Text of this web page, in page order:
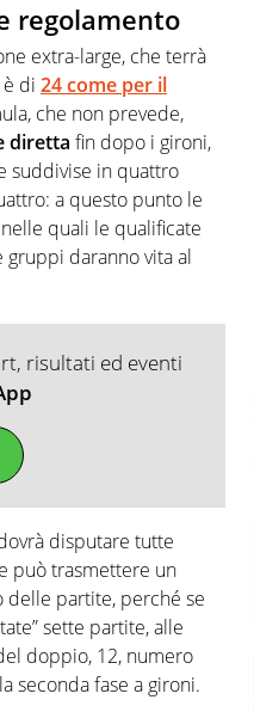
regolamento
extra-large, che terrà
di 24 come per il
che non prevede,
diretta fin dopo i gironi,
suddivise in quattro
a questo punto le
quali le qualificate
daranno vita al
risultati ed eventi
disputare tutte
può trasmettere un
delle partite, perché se
sette partite, alle
doppio, 12, numero
seconda fase a gironi.